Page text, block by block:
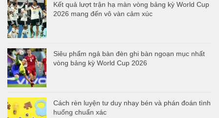
Kết quả lượt trận hạ màn vòng bảng kỳ World Cup
2026 mang đến vô vàn cảm xúc
Siêu phẩm ngả bàn đèn ghi bàn ngoạn mục nhất
vòng bảng kỳ World Cup 2026
Cách rèn luyện tư duy nhạy bén và phán đoán tình
huống chuẩn xác